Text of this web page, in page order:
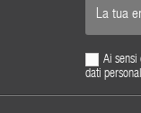
Ai sensi
dati